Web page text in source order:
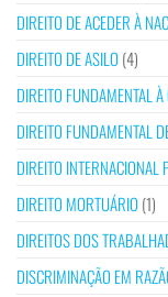
DIREITO DE ACEDER À
DIREITO DE ASILO (4)
DIREITO FUNDAMENTAL
DIREITO FUNDAMENTAL
DIREITO INTERNACIONAL
DIREITO MORTUÁRIO (1)
DIREITOS DOS
DISCRIMINAÇÃO EM